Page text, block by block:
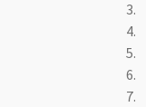
3.
4.
5.
6.
7.